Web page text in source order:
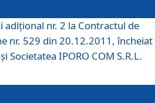
adițional nr. 2 la Contractul de
nr. 529 din 20.12.2011, încheiat
Societatea IPORO COM S.R.L.